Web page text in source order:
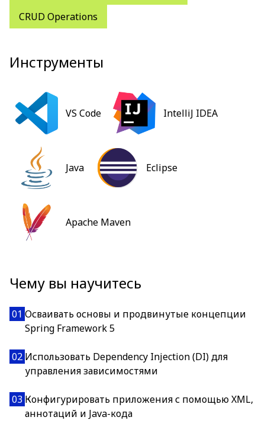
CRUD Operations
Инструменты
VS Code IntelliJ IDEA
Java Eclipse
Apache Maven
Чему вы научитесь
01 Осваивать основы и продвинутые концепции
Spring Framework 5
02 Использовать Dependency Injection (DI) для
управления зависимостями
03 Конфигурировать приложения с помощью XML,
аннотаций и Java-кода